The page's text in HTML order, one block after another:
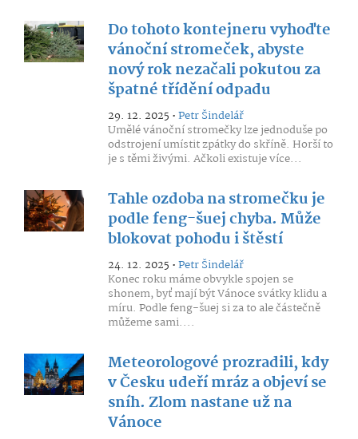
Do tohoto kontejneru vyhoďte
vánoční stromeček, abyste
nový rok nezačali pokutou za
špatné třídění odpadu
29. 12. 2025 •Petr Šindelář
Umělé vánoční stromečky lze jednoduše po
odstrojení umístit zpátky do skříně. Horší to
je s těmi živými. Ačkoli existuje více...
Tahle ozdoba na stromečku je
podle feng-šuej chyba. Může
blokovat pohodu i štěstí
24. 12. 2025 •Petr Šindelář
Konec roku máme obvykle spojen se
shonem, byť mají být Vánoce svátky klidu a
míru. Podle feng-šuej si za to ale částečně
můžeme sami....
Meteorologové prozradili, kdy
v Česku udeří mráz a objeví se
sníh. Zlom nastane už na
Vánoce